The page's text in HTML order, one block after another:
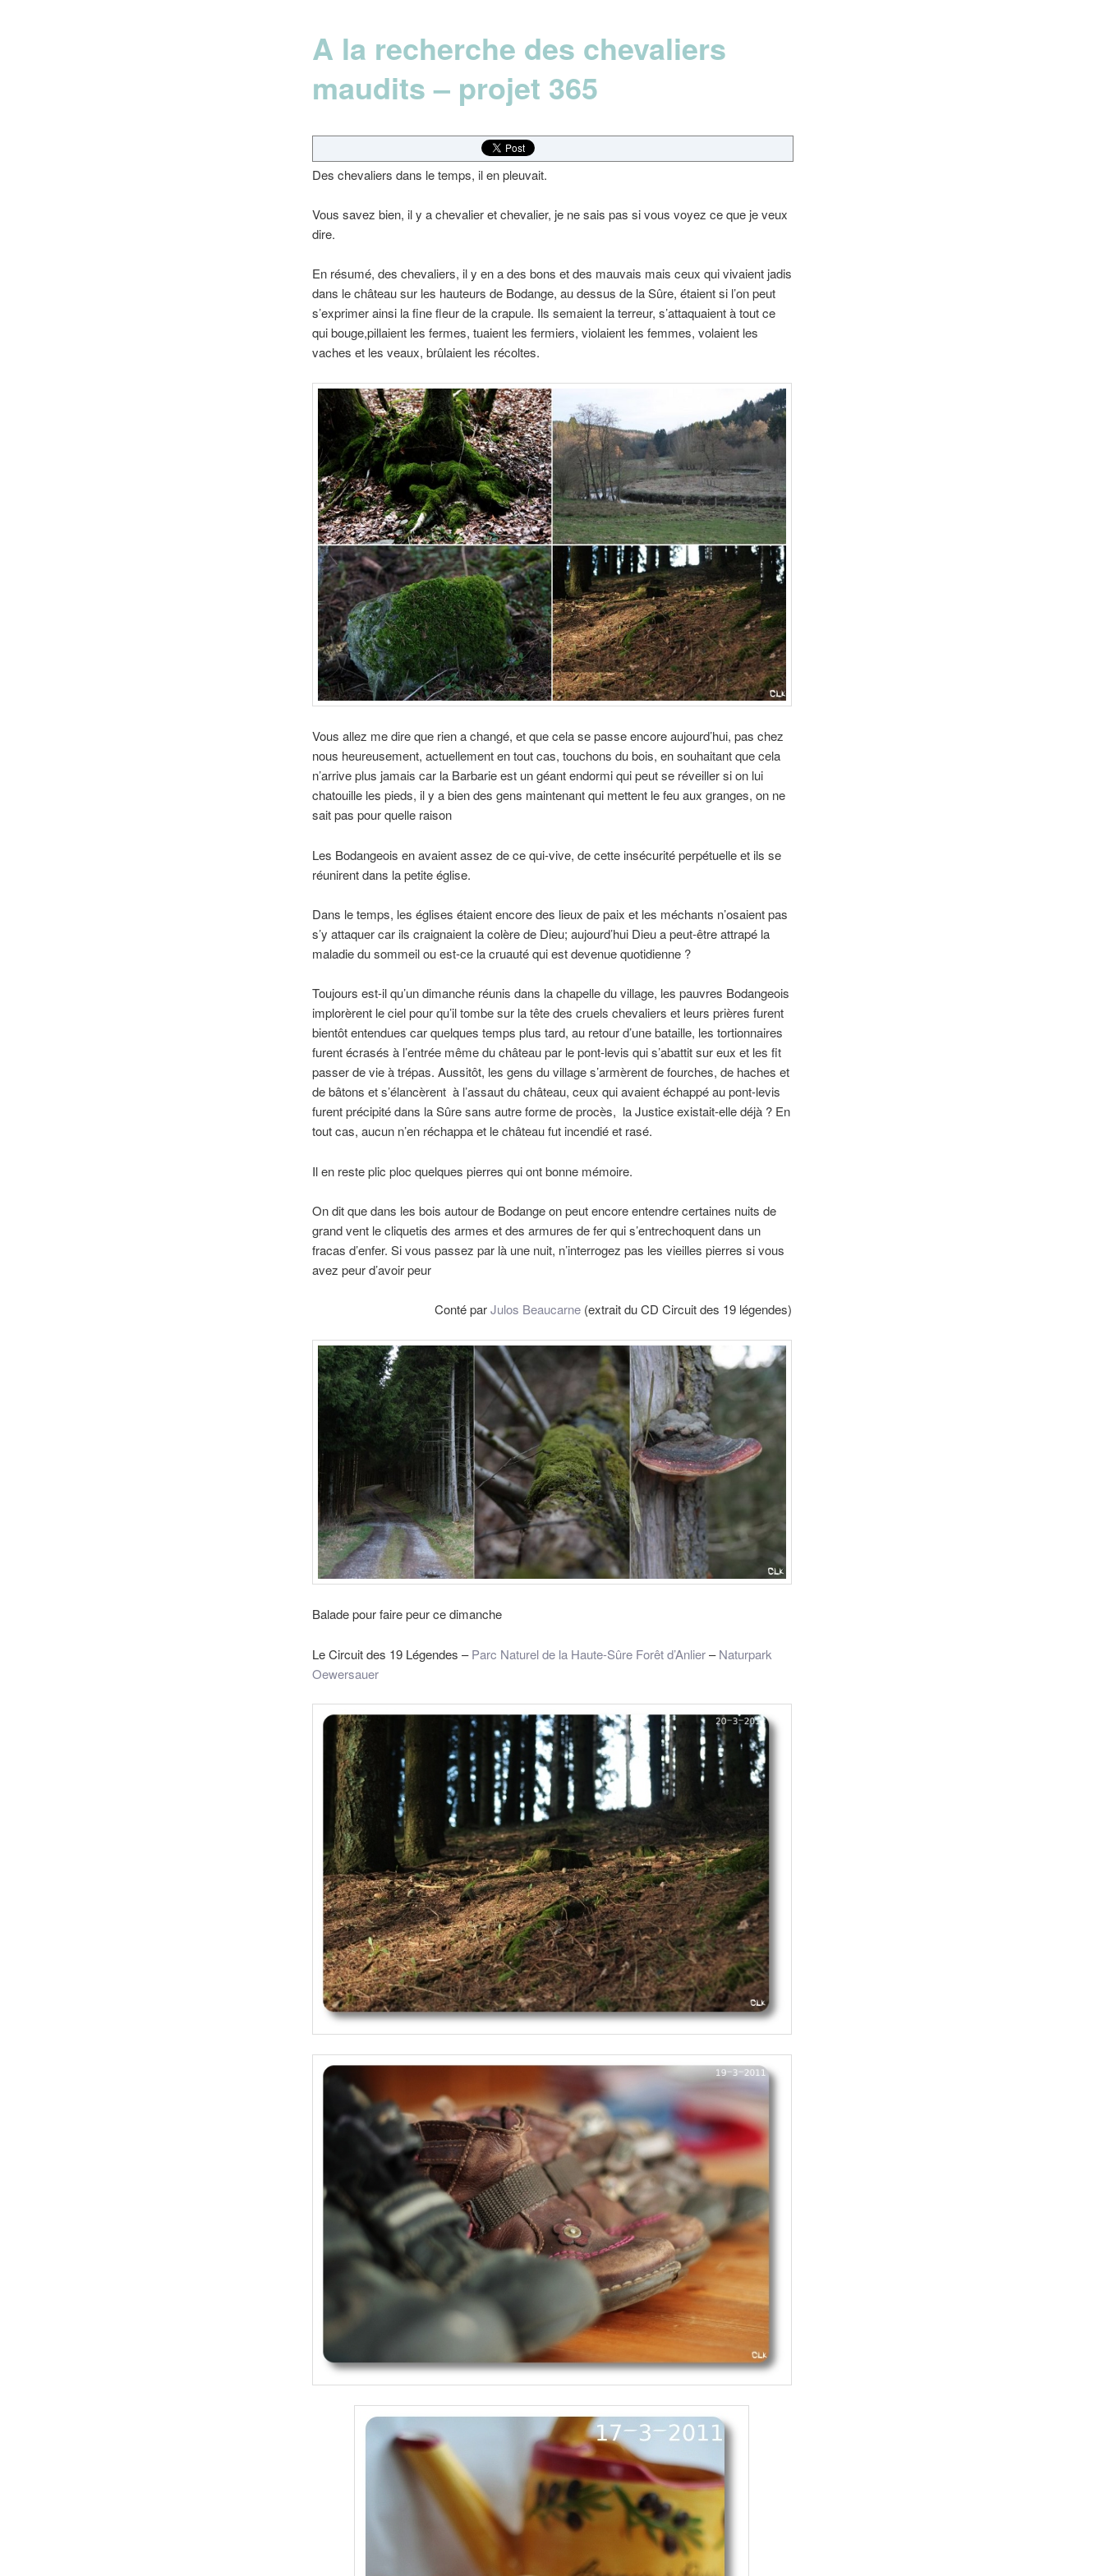
A la recherche des chevaliers
maudits – projet 365
Des chevaliers dans le temps, il en pleuvait.
Vous savez bien, il y a chevalier et chevalier, je ne sais pas si vous voyez ce que je veux
dire.
En résumé, des chevaliers, il y en a des bons et des mauvais mais ceux qui vivaient jadis
dans le château sur les hauteurs de Bodange, au dessus de la Sûre, étaient si l’on peut
s’exprimer ainsi la fine fleur de la crapule. Ils semaient la terreur, s’attaquaient à tout ce
qui bouge,pillaient les fermes, tuaient les fermiers, violaient les femmes, volaient les
vaches et les veaux, brûlaient les récoltes.
Vous allez me dire que rien a changé, et que cela se passe encore aujourd’hui, pas chez
nous heureusement, actuellement en tout cas, touchons du bois, en souhaitant que cela
n’arrive plus jamais car la Barbarie est un géant endormi qui peut se réveiller si on lui
chatouille les pieds, il y a bien des gens maintenant qui mettent le feu aux granges, on ne
sait pas pour quelle raison
Les Bodangeois en avaient assez de ce qui-vive, de cette insécurité perpétuelle et ils se
réunirent dans la petite église.
Dans le temps, les églises étaient encore des lieux de paix et les méchants n’osaient pas
s’y attaquer car ils craignaient la colère de Dieu; aujourd’hui Dieu a peut-être attrapé la
maladie du sommeil ou est-ce la cruauté qui est devenue quotidienne ?
Toujours est-il qu’un dimanche réunis dans la chapelle du village, les pauvres Bodangeois
implorèrent le ciel pour qu’il tombe sur la tête des cruels chevaliers et leurs prières furent
bientôt entendues car quelques temps plus tard, au retour d’une bataille, les tortionnaires
furent écrasés à l’entrée même du château par le pont-levis qui s’abattit sur eux et les fit
passer de vie à trépas. Aussitôt, les gens du village s’armèrent de fourches, de haches et
de bâtons et s’élancèrent à l’assaut du château, ceux qui avaient échappé au pont-levis
furent précipité dans la Sûre sans autre forme de procès, la Justice existait-elle déjà ? En
tout cas, aucun n’en réchappa et le château fut incendié et rasé.
Il en reste plic ploc quelques pierres qui ont bonne mémoire.
On dit que dans les bois autour de Bodange on peut encore entendre certaines nuits de
grand vent le cliquetis des armes et des armures de fer qui s’entrechoquent dans un
fracas d’enfer. Si vous passez par là une nuit, n’interrogez pas les vieilles pierres si vous
avez peur d’avoir peur
Conté parJulos Beaucarne (extrait du CD Circuit des 19 légendes)
Balade pour faire peur ce dimanche
Le Circuit des 19 Légendes –Parc Naturel de la Haute-Sûre Forêt d’Anlier–Naturpark
Oewersauer